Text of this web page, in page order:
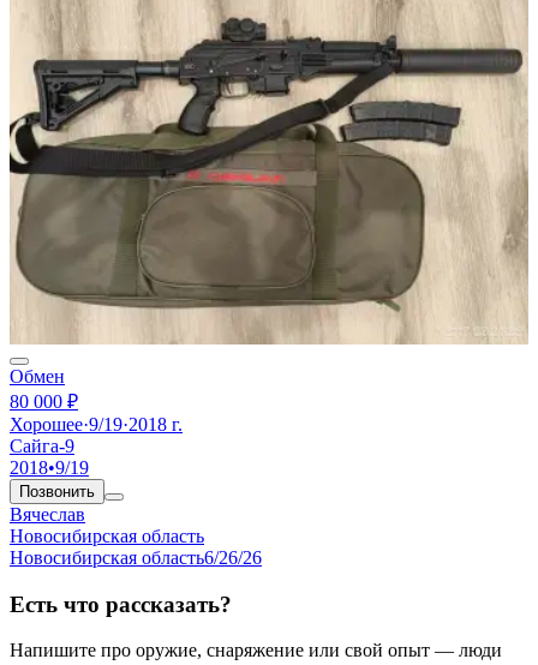
Обмен
80 000 ₽
Хорошее·9/19·2018 г.
Сайга-9
2018•9/19
Позвонить
Вячеслав
Новосибирская область
Новосибирская область6/26/26
Есть что рассказать?
Напишите про оружие, снаряжение или свой опыт — люди